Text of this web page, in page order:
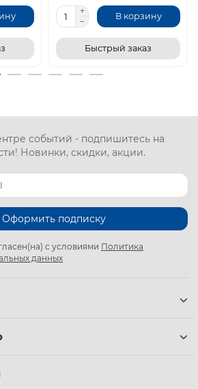
В корзину
Быстрый заказ
событий - подпишитесь на
Новинки, скидки, акции.
Оформить подписку
с условиями Политика
данных